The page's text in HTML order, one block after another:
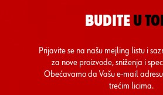
BUDITE U
Prijavite se na našu mejling listu i
za nove proizvode, sniženja i
Obećavamo da Vašu e-mail
trećim licima.